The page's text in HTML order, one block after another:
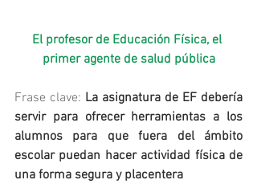
El profesor de Educación Física, el
primer agente de salud pública
Frase clave: La asignatura de EF debería
servir para ofrecer herramientas a los
alumnos para que fuera del ámbito
escolar puedan hacer actividad física de
una forma segura y placentera